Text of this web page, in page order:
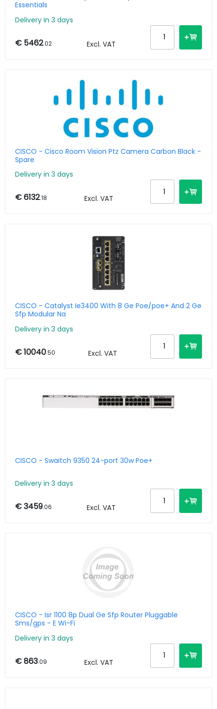
Essentials
Delivery in 3 days
€ 5462.02 Excl. VAT
CISCO - Cisco Room Vision Ptz Camera Carbon Black -
Spare
Delivery in 3 days
€ 6132.18 Excl. VAT
CISCO - Catalyst Ie3400 With 8 Ge Poe/poe+ And 2 Ge
Sfp Modular Na
Delivery in 3 days
€ 10040.50 Excl. VAT
CISCO - Swaitch 9350 24-port 30w Poe+
Delivery in 3 days
€ 3459.06 Excl. VAT
CISCO - Isr 1100 8p Dual Ge Sfp Router Pluggable
Sms/gps - E Wi-Fi
Delivery in 3 days
€ 863.09 Excl. VAT